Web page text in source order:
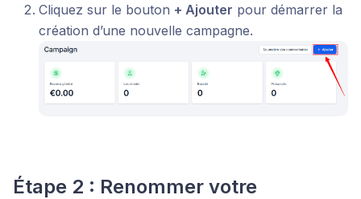
Cliquez sur le bouton + Ajouter pour démarrer la
création d’une nouvelle campagne.
Étape 2 : Renommer votre